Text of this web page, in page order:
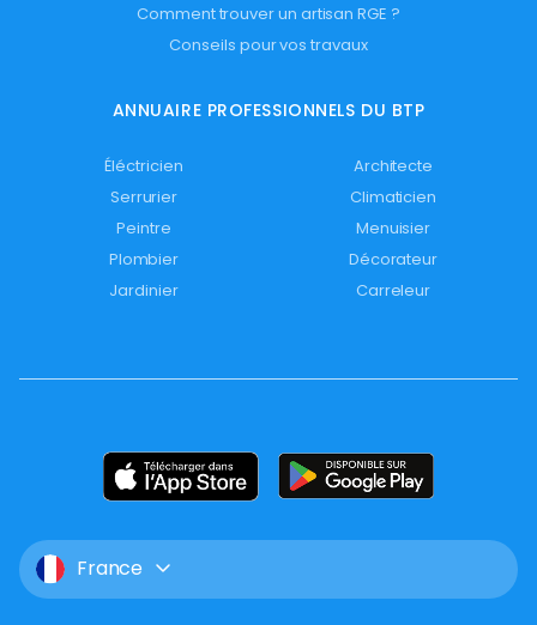
Comment trouver un artisan RGE ?
Conseils pour vos travaux
ANNUAIRE PROFESSIONNELS DU BTP
Éléctricien
Architecte
Serrurier
Climaticien
Peintre
Menuisier
Plombier
Décorateur
Jardinier
Carreleur
France